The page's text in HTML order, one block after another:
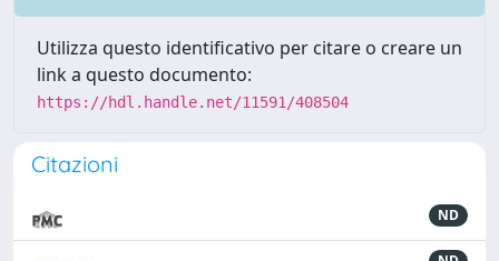
Utilizza questo identificativo per citare o creare un
link a questo documento:
https://hdl.handle.net/11591/408504
Citazioni
ND